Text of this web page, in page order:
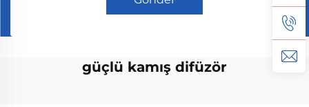
güçlü kamış difüzör